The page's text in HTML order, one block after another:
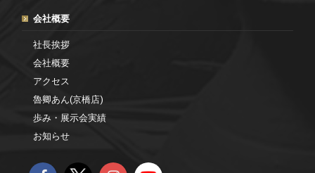
会社概要
社長挨拶
会社概要
アクセス
魯卿あん(京橋店)
歩み・展示会実績
お知らせ